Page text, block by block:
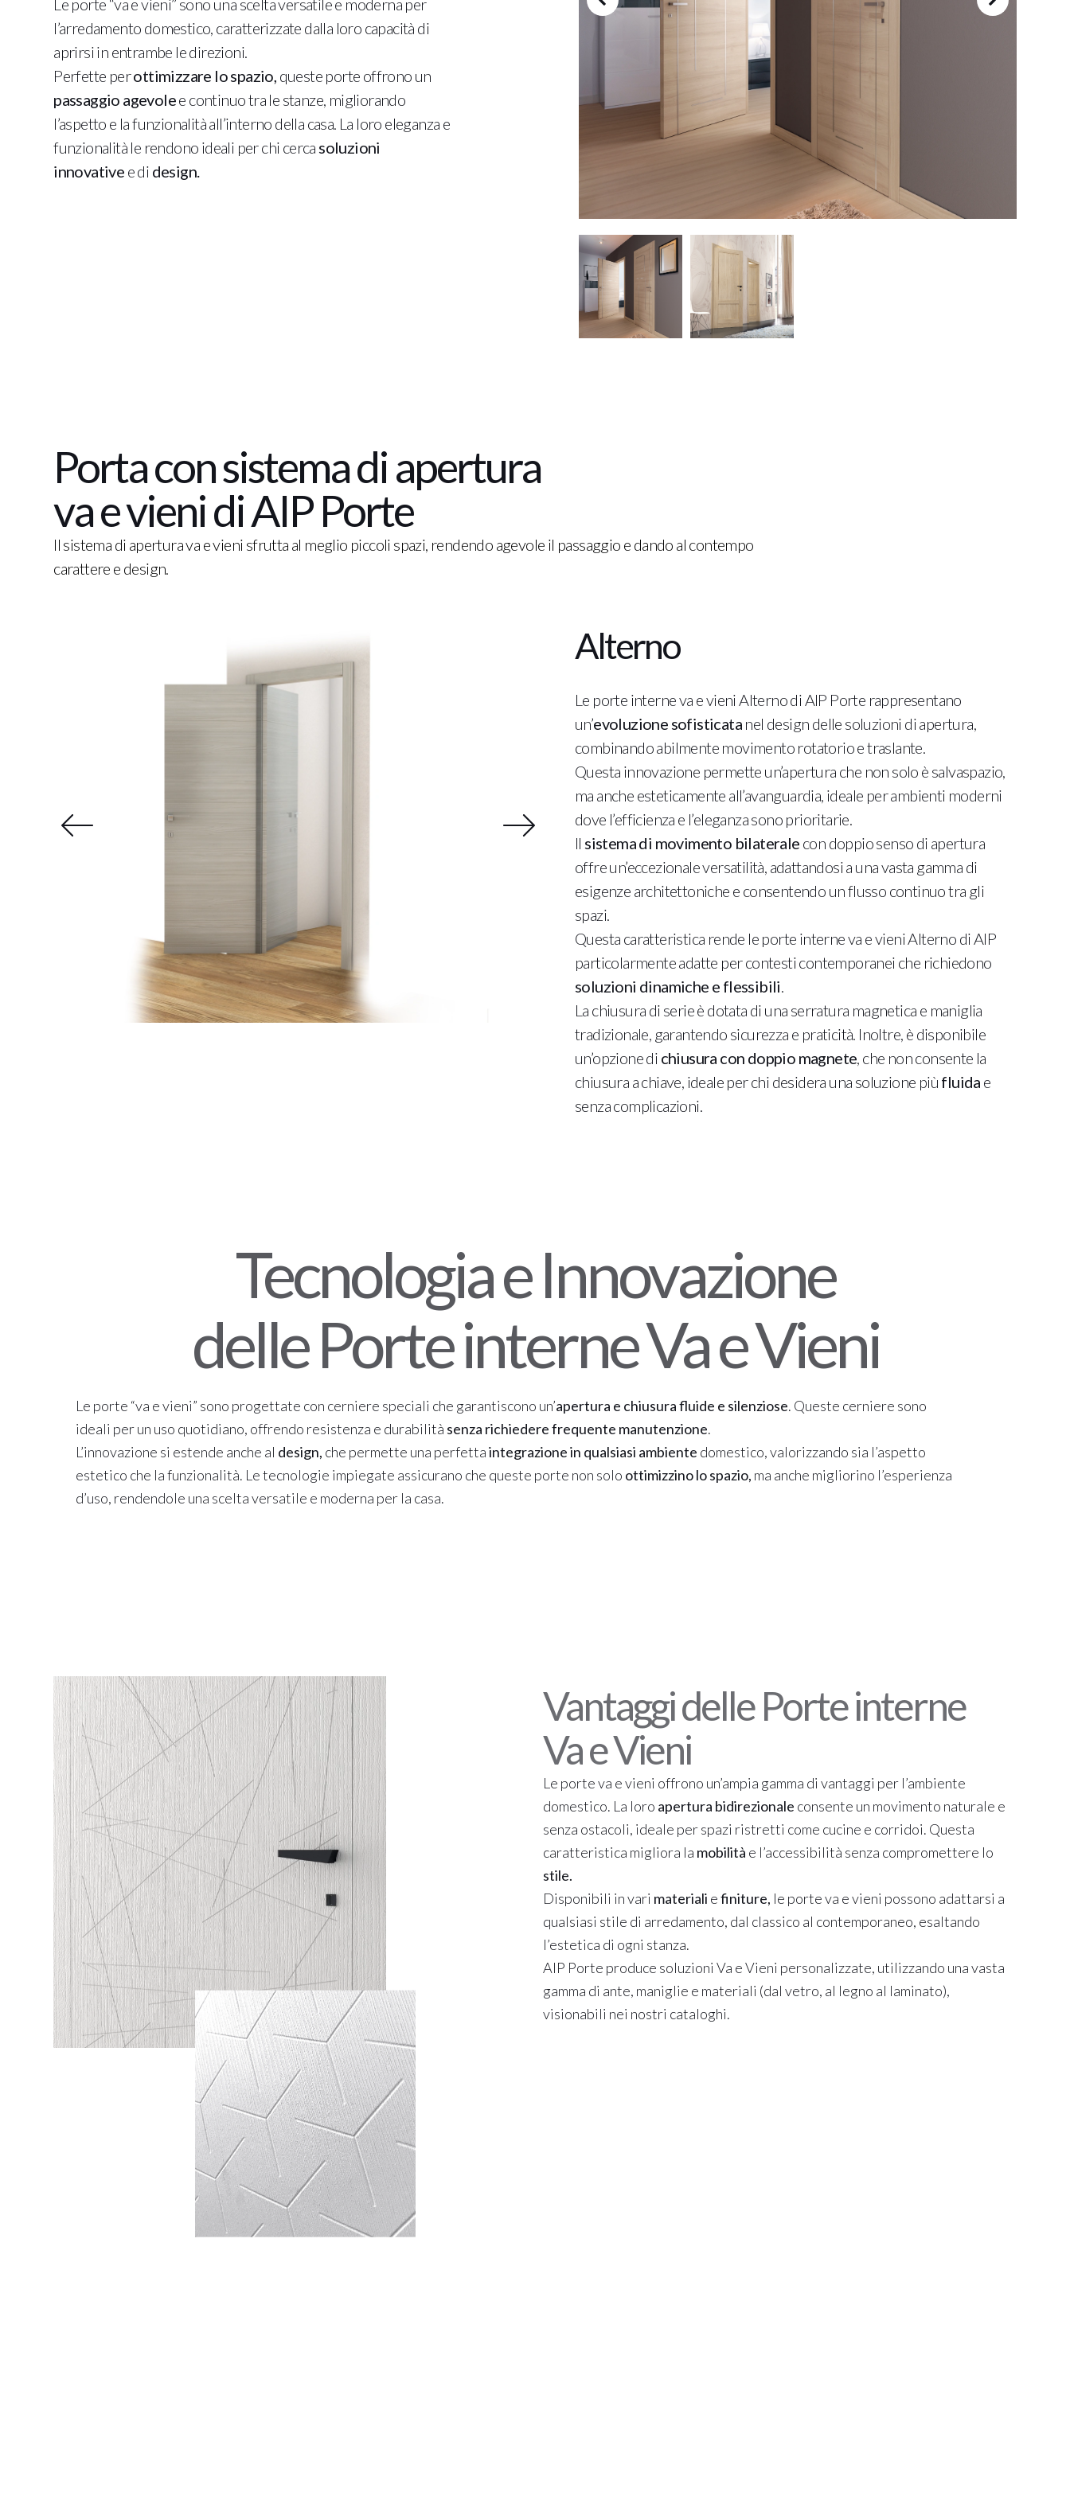
Le porte “va e vieni” sono una scelta versatile e moderna per
l’arredamento domestico, caratterizzate dalla loro capacità di
aprirsi in entrambe le direzioni.
Perfette perottimizzare lo spazio, queste porte offrono un
passaggio agevolee continuo tra le stanze, migliorando
l’aspetto e la funzionalità all’interno della casa. La loro eleganza e
funzionalità le rendono ideali per chi cerca soluzioni
innovative e di design.
2
Porta con sistema di apertura
va e vieni di AIP Porte
Il sistema di apertura va e vieni sfrutta al meglio piccoli spazi, rendendo agevole il passaggio e dando al contempo
carattere e design.
Alterno
Le porte interne va e vieni Alterno di AIP Porte rappresentano
un’evoluzione sofisticata nel design delle soluzioni di apertura,
combinando abilmente movimento rotatorio e traslante.
Questa innovazione permette un’apertura che non solo è salvaspazio,
ma anche esteticamente all’avanguardia, ideale per ambienti moderni
dove l’efficienza e l’eleganza sono prioritarie.
Il sistema di movimento bilaterale con doppio senso di apertura
offre un’eccezionale versatilità, adattandosi a una vasta gamma di
esigenze architettoniche e consentendo un flusso continuo tra gli
spazi.
Questa caratteristica rende le porte interne va e vieni Alterno di AIP
particolarmente adatte per contesti contemporanei che richiedono
soluzioni dinamiche e flessibili.
La chiusura di serie è dotata di una serratura magnetica e maniglia
tradizionale, garantendo sicurezza e praticità. Inoltre, è disponibile
un’opzione di chiusura con doppio magnete, che non consente la
chiusura a chiave, ideale per chi desidera una soluzione più fluida e
senza complicazioni.
Tecnologia e Innovazione
delle Porte interne Va e Vieni
Le porte “va e vieni” sono progettate con cerniere speciali che garantiscono un’apertura e chiusura fluide e silenziose. Queste cerniere sono
ideali per un uso quotidiano, offrendo resistenza e durabilità senza richiedere frequente manutenzione.
L’innovazione si estende anche al design, che permette una perfettaintegrazione in qualsiasi ambiente domestico, valorizzando sia l’aspetto
estetico che la funzionalità. Le tecnologie impiegate assicurano che queste porte non solo ottimizzino lo spazio, ma anche migliorino l’esperienza
d’uso, rendendole una scelta versatile e moderna per la casa.
Vantaggi delle Porte interne
Va e Vieni
Le porte va e vieni offrono un’ampia gamma di vantaggi per l’ambiente
domestico. La loro apertura bidirezionale consente un movimento naturale e
senza ostacoli, ideale per spazi ristretti come cucine e corridoi. Questa
caratteristica migliora la mobilità e l’accessibilità senza compromettere lo
stile.
Disponibili in vari materiali efiniture, le porte va e vieni possono adattarsi a
qualsiasi stile di arredamento, dal classico al contemporaneo, esaltando
l’estetica di ogni stanza.
AIP Porte produce soluzioni Va e Vieni personalizzate, utilizzando una vasta
gamma di ante, maniglie e materiali (dal vetro, al legno al laminato),
visionabili nei nostri cataloghi.